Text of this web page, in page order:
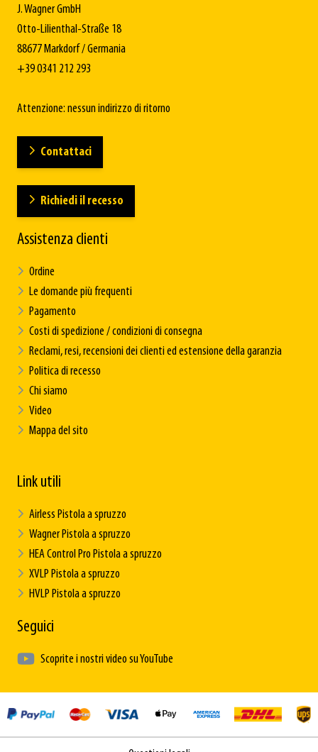
J. Wagner GmbH
Otto-Lilienthal-Straße 18
88677 Markdorf / Germania
+39 0341 212 293
Attenzione: nessun indirizzo di ritorno
Contattaci
Richiedi il recesso
Assistenza clienti
Ordine
Le domande più frequenti
Pagamento
Costi di spedizione / condizioni di consegna
Reclami, resi, recensioni dei clienti ed estensione della garanzia
Politica di recesso
Chi siamo
Video
Mappa del sito
Link utili
Airless Pistola a spruzzo
Wagner Pistola a spruzzo
HEA Control Pro Pistola a spruzzo
XVLP Pistola a spruzzo
HVLP Pistola a spruzzo
Seguici
Scoprite i nostri video su YouTube